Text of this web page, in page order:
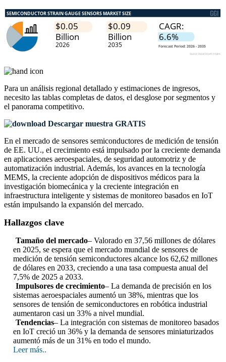
Para un análisis regional detallado y estimaciones de ingresos,
necesito las tablas completas de datos, el desglose por segmentos y
el panorama competitivo.
Descargar muestra GRATIS
En el mercado de sensores semiconductores de medición de tensión
de EE. UU., el crecimiento está impulsado por la creciente demanda
en aplicaciones aeroespaciales, de seguridad automotriz y de
automatización industrial. Además, los avances en la tecnología
MEMS, la creciente adopción de dispositivos médicos para la
investigación biomecánica y la creciente integración en
infraestructura inteligente y sistemas de monitoreo basados ​​en IoT
están impulsando la expansión del mercado.
Hallazgos clave
Tamaño del mercado– Valorado en 37,56 millones de dólares
en 2025, se espera que el mercado mundial de sensores de
medición de tensión semiconductores alcance los 62,62 millones
de dólares en 2033, creciendo a una tasa compuesta anual del
7,5% de 2025 a 2033.
Impulsores de crecimiento– La demanda de precisión en los
sistemas aeroespaciales aumentó un 38%, mientras que los
sensores de tensión de semiconductores en robótica industrial
aumentaron casi un 33% a nivel mundial.
Tendencias– La integración con sistemas de monitoreo basados ​​
en IoT creció un 36% y la demanda de sensores miniaturizados
aumentó más de un 31% en todo el mundo.
Leer más..